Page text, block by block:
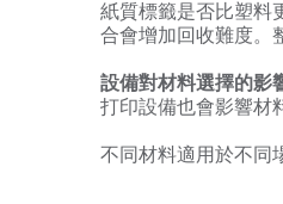
紙質標籤是否比塑料
合會增加回收難度。
設備對材料選擇的影
打印設備也會影響材
不同材料適用於不同